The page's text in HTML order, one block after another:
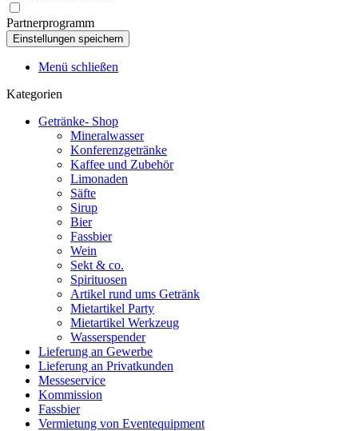
Partnerprogramm
Menü schließen
Kategorien
Getränke- Shop
Mineralwasser
Konferenzgetränke
Kaffee und Zubehör
Limonaden
Säfte
Sirup
Bier
Fassbier
Wein
Sekt & co.
Spirituosen
Artikel rund ums Getränk
Mietartikel Party
Mietartikel Werkzeug
Wasserspender
Lieferung an Gewerbe
Lieferung an Privatkunden
Messeservice
Kommission
Fassbier
Vermietung von Eventequipment